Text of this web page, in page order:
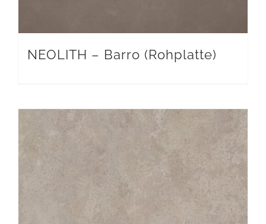
NEOLITH – Barro (Rohplatte)